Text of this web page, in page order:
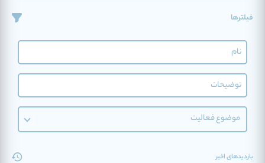
فیلترها
موضوع فعالیت
بازدیدهای اخیر